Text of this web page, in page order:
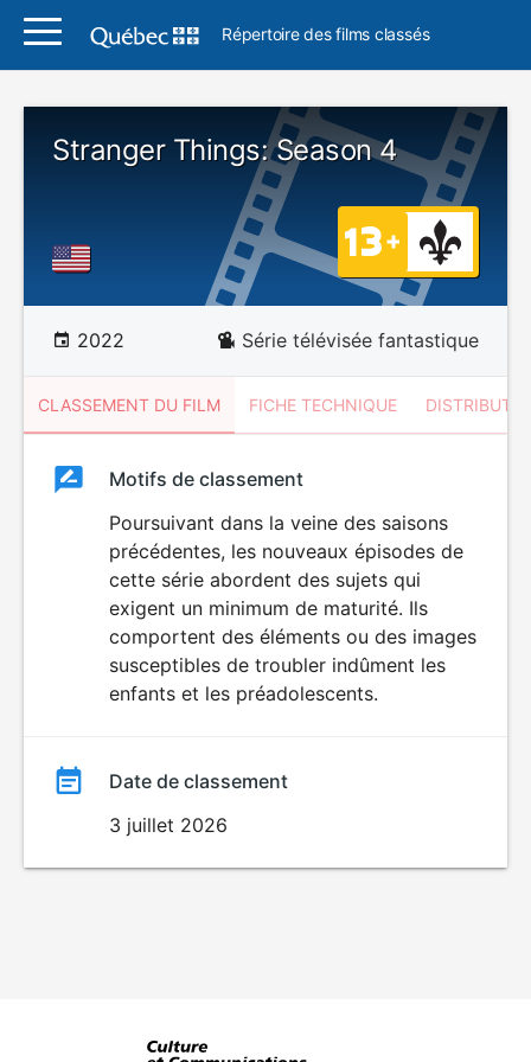
Répertoire des films classés
Stranger Things: Season 4
2022 Série télévisée fantastique
CLASSEMENT DU FILM FICHE TECHNIQUE
ClassementClassement
Motifs de classement
Poursuivant dans la veine des saisons
précédentes, les nouveaux épisodes de
cette série abordent des sujets qui
exigent un minimum de maturité. Ils
comportent des éléments ou des images
susceptibles de troubler indûment les
enfants et les préadolescents.
Date de classement
3 juillet 2026